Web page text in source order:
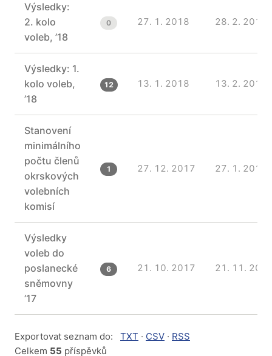
Výsledky:
2. kolo
voleb, ’18
0 27. 1. 2018 28. 2. 2018
Výsledky: 1.
kolo voleb,
’18
12 13. 1. 2018 13. 2. 2018
Stanovení
minimálního
počtu členů
okrskových
volebních
komisí
1 27. 12. 2017 27. 1. 2018
Výsledky
voleb do
poslanecké
sněmovny
’17
6 21. 10. 2017 21. 11.
Exportovat seznam do: TXT · CSV · RSS
Celkem 55 příspěvků